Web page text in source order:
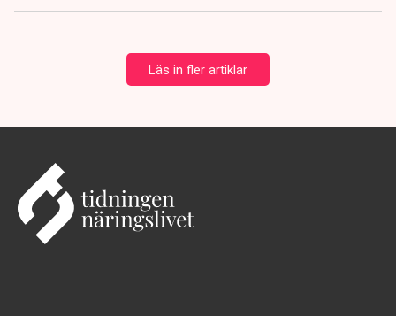
Läs in fler artiklar